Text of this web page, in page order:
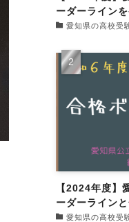
ーダーライン
愛知県の高校受
【2024年度】
ーダーラインと
愛知県の高校受